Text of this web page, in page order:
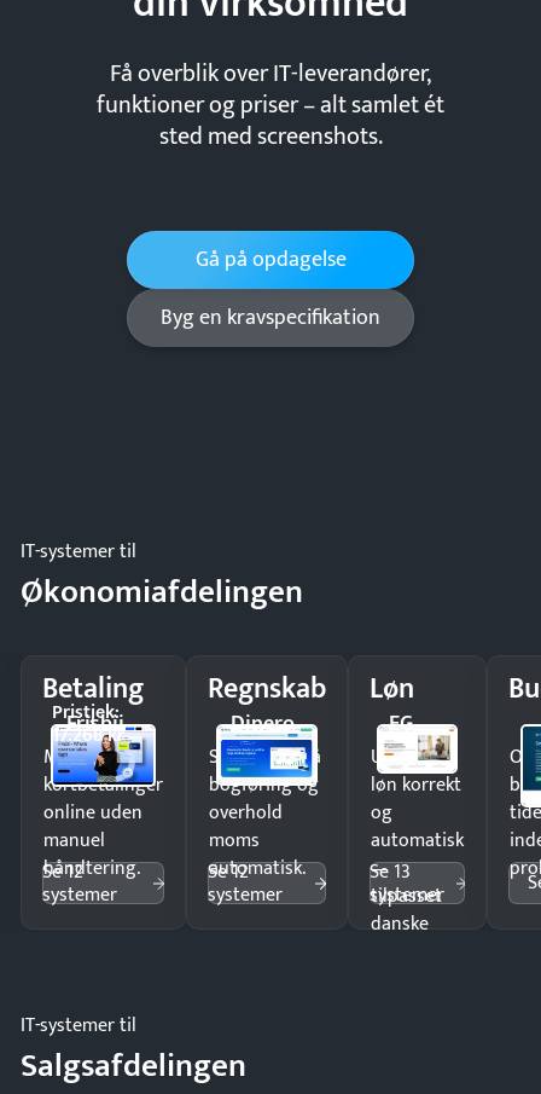
Få overblik over IT-leverandører,
funktioner og priser – alt samlet ét
sted med screenshots.
Gå på opdagelse
Byg en kravspecifikation
IT-systemer til
Økonomiafdelingen
Betaling
Frisbii
Pristjek:
17.268 kr
Modtag
kortbetalinger
online uden
manuel
håndtering.
Se 12
systemer
Regnskab
Dinero
Spar timer på
bogføring og
overhold
moms
automatisk.
Se 12
systemer
Løn
EG
Udbetal
løn korrekt
og
automatisk
—
tilpasset
danske
Se 13
systemer
IT-systemer til
Salgsafdelingen